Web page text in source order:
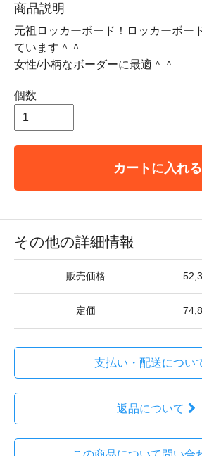
商品説明
元祖ロッカーボード！ロッカーボー
ています＾＾
女性/小柄なボーダーに最適＾＾
個数
カートに入れる
その他の詳細情報
販売価格
定価
支払い・配送につい
返品について